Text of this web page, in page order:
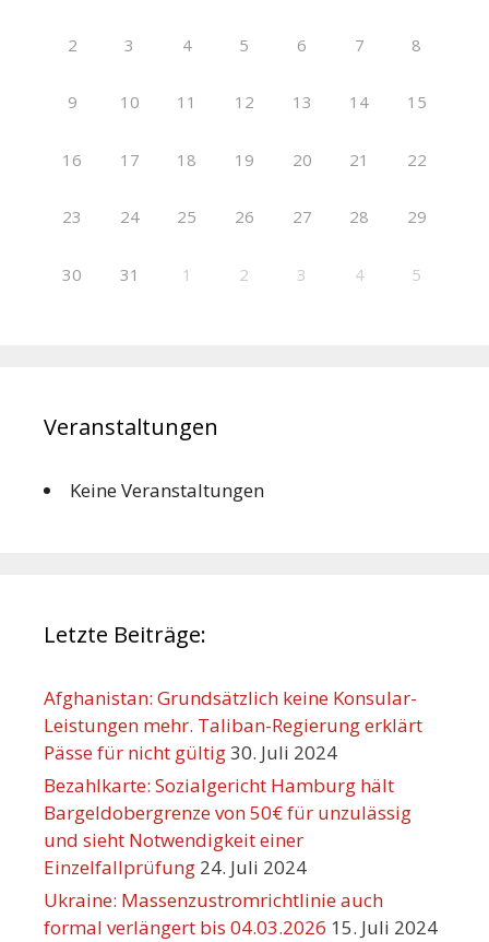
2 3 4 5 6 7 8
9 10 11 12 13 14 15
16 17 18 19 20 21 22
23 24 25 26 27 28 29
30 31 1 2 3 4 5
Veranstaltungen
Keine Veranstaltungen
Letzte Beiträge:
Afghanistan: Grundsätzlich keine Konsular-
Leistungen mehr. Taliban-Regierung erklärt
Pässe für nicht gültig30. Juli 2024
Bezahlkarte: Sozialgericht Hamburg hält
Bargeldobergrenze von 50€ für unzulässig
und sieht Notwendigkeit einer
Einzelfallprüfung 24. Juli 2024
Ukraine: Massenzustromrichtlinie auch
formal verlängert bis 04.03.2026 15. Juli 2024